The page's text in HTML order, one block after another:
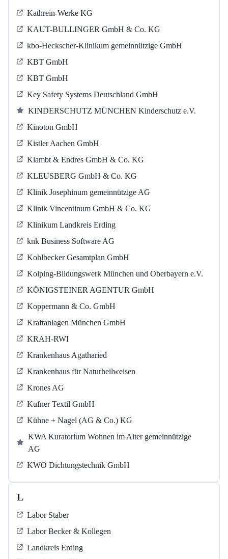
Kathrein-Werke KG
KAUT-BULLINGER GmbH & Co. KG
kbo-Heckscher-Klinikum gemeinnützige GmbH
KBT GmbH
KBT GmbH
Key Safety Systems Deutschland GmbH
KINDERSCHUTZ MÜNCHEN Kinderschutz e.V.
Kinoton GmbH
Kistler Aachen GmbH
Klambt & Endres GmbH & Co. KG
KLEUSBERG GmbH & Co. KG
Klinik Josephinum gemeinnützige AG
Klinik Vincentinum GmbH & Co. KG
Klinikum Landkreis Erding
knk Business Software AG
Kohlbecker Gesamtplan GmbH
Kolping-Bildungswerk München und Oberbayern e.V.
KÖNIGSTEINER AGENTUR GmbH
Koppermann & Co. GmbH
Kraftanlagen München GmbH
KRAH-RWI
Krankenhaus Agatharied
Krankenhaus für Naturheilweisen
Krones AG
Kufner Textil GmbH
Kühne + Nagel (AG & Co.) KG
KWA Kuratorium Wohnen im Alter gemeinnützige
AG
KWO Dichtungstechnik GmbH
L
Labor Staber
Labor Becker & Kollegen
Landkreis Erding